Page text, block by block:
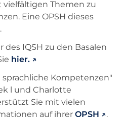
vielfältigen Themen zu
Eine OPSH dieses
.
IQSH zu den Basalen
hier.
sprachliche Kompetenzen"
l und Charlotte
Sie mit vielen
auf ihrer OPSH .